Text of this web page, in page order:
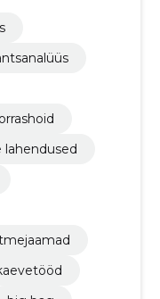
muudele
lahendused